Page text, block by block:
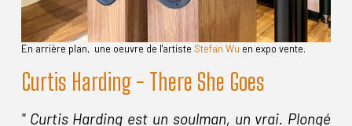
En arrière plan, une oeuvre de l'artiste Stefan Wu en expo vente.
Curtis Harding - There She Goes
" Curtis Harding est un soulman, un vrai. Plongé